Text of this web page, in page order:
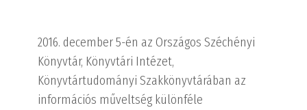
2016. december 5-én az Országos Széchényi
Könyvtár, Könyvtári Intézet,
Könyvtártudományi Szakkönyvtárában az
információs műveltség különféle